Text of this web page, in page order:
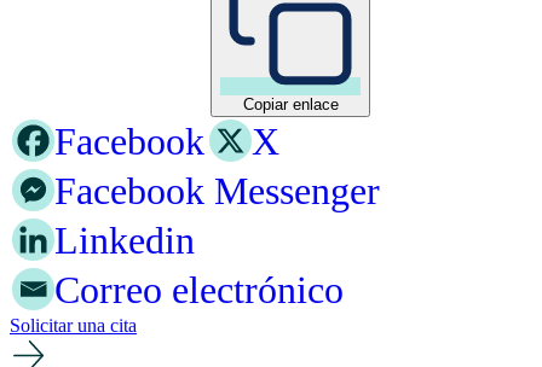
Copiar enlace
Facebook
X
Facebook Messenger
Linkedin
Correo electrónico
Solicitar una cita